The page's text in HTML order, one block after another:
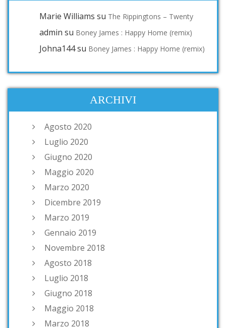
Marie Williams su The Rippingtons – Twenty
admin su Boney James : Happy Home (remix)
Johna144su Boney James : Happy Home (remix)
ARCHIVI
Agosto 2020
Luglio 2020
Giugno 2020
Maggio 2020
Marzo 2020
Dicembre 2019
Marzo 2019
Gennaio 2019
Novembre 2018
Agosto 2018
Luglio 2018
Giugno 2018
Maggio 2018
Marzo 2018